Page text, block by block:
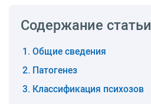
Содержание статьи
Общие сведения
Патогенез
Классификация психозов